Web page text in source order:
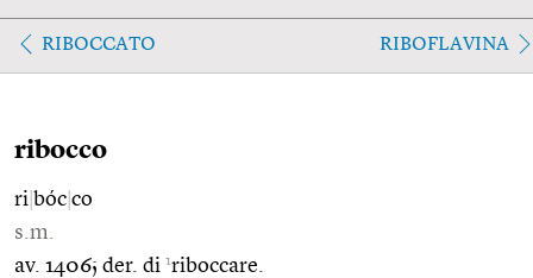
RIBOCCATO RIBOFLAVINA
ribocco
ri bóc co
s.m.
av. 1406; der. di 1riboccare.